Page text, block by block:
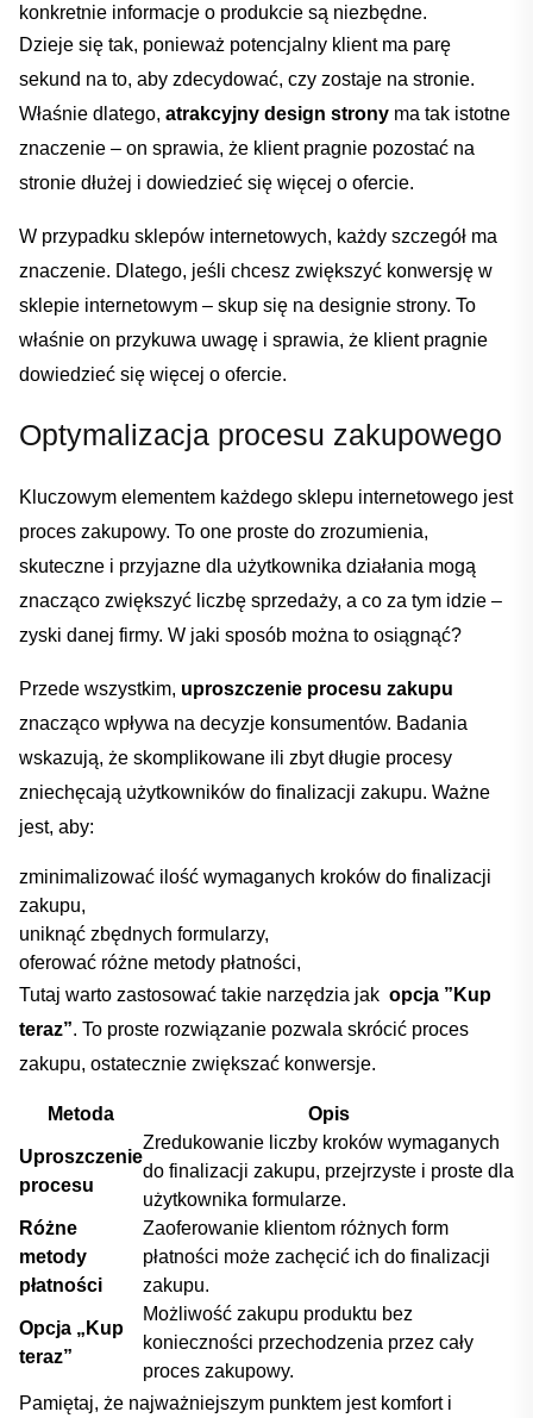
konkretnie informacje o⁣ produkcie są niezbędne.
Dzieje się tak, ponieważ potencjalny⁢ klient ma parę
sekund na to, aby zdecydować, czy zostaje na stronie.
Właśnie dlatego, atrakcyjny design strony ma tak istotne
‍znaczenie – on sprawia, że ⁢klient‍ pragnie ⁣pozostać na
stronie ⁤dłużej i dowiedzieć się więcej ​o ⁤ofercie.
W przypadku sklepów internetowych, każdy szczegół⁤ ma
⁤znaczenie. Dlatego, jeśli chcesz​ zwiększyć‌ konwersję​ w
sklepie internetowym – skup ⁢się ​na designie strony. To
⁢właśnie on⁢ przykuwa ⁢uwagę⁢ i sprawia,​ że klient pragnie⁤
dowiedzieć się więcej o ofercie.
Optymalizacja procesu zakupowego
Kluczowym elementem​ każdego sklepu internetowego jest
proces ⁢zakupowy. To one ⁢proste do ⁢zrozumienia, ​
skuteczne i przyjazne dla użytkownika działania ‍mogą
znacząco‍ zwiększyć liczbę⁢ sprzedaży,‍ a‌ co za⁣ tym idzie –
zyski danej firmy. W jaki sposób⁣ można to osiągnąć?
Przede ‍wszystkim, uproszczenie procesu​ zakupu
znacząco wpływa na ​decyzje konsumentów.‌ Badania
wskazują, że​ skomplikowane ili ‍zbyt długie procesy
‌zniechęcają użytkowników do finalizacji⁣ zakupu. ‍Ważne
jest, aby:
zminimalizować ilość​ wymaganych kroków do finalizacji
zakupu,
uniknąć‌ zbędnych formularzy,
oferować różne ​metody płatności,
Tutaj ⁢warto⁢ zastosować ​takie ‍narzędzia jak ⁤ opcja ‌”Kup
⁤teraz”. ​To proste ​rozwiązanie pozwala skrócić proces
zakupu, ostatecznie zwiększać ⁤konwersje.
Metoda Opis
Uproszczenie⁣
procesu
Zredukowanie liczby kroków wymaganych
do finalizacji zakupu, przejrzyste i⁣ proste dla
użytkownika formularze.
Różne
metody
płatności
Zaoferowanie klientom ⁣różnych ⁣form
płatności ‍może zachęcić ich do finalizacji
zakupu.
Opcja „Kup
teraz”
Możliwość zakupu produktu ‌bez
konieczności⁢ przechodzenia przez⁣ cały
proces zakupowy.
Pamiętaj, że najważniejszym ‌punktem⁢ jest komfort i